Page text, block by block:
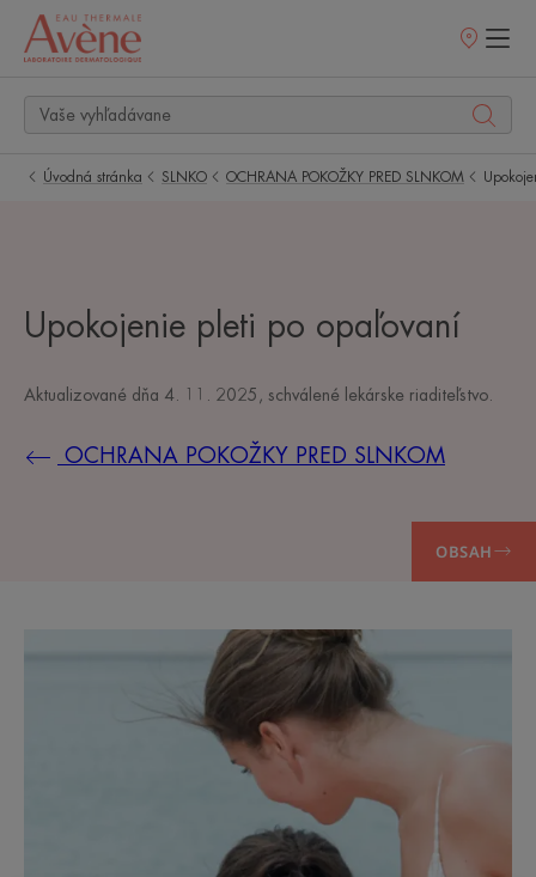
Predajné
Úvodná stránka SLNKO OCHRANA POKOŽKY PRED SLNKOM
Upokojenie pleti po opaľovaní
Aktualizované dňa 4. 11. 2025 , schválené lekárske riaditeľstvo
OCHRANA POKOŽKY PRED SLNKOM
OBSAH